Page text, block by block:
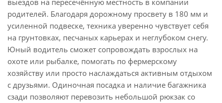
выездов на пересечённую местность в компании
родителей. Благодаря дорожному просвету в 180 мм и
усиленной подвеске, техника уверенно чувствует себя
на грунтовках, песчаных карьерах и неглубоком снегу.
Юный водитель сможет сопровождать взрослых на
охоте или рыбалке, помогать по фермерскому
хозяйству или просто наслаждаться активным отдыхом
с друзьями. Одиночная посадка и наличие багажника
сзади позволяют перевозить небольшой рюкзак со